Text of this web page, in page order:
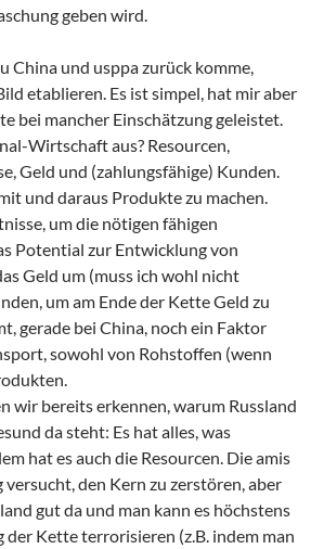
geben wird.
China und usppa zurück komme,
etablieren. Es ist simpel, hat mir aber
bei mancher Einschätzung geleistet.
Wirtschaft aus? Resourcen,
Geld und (zahlungsfähige) Kunden.
und daraus Produkte zu machen.
um die nötigen fähigen
Potential zur Entwicklung von
Geld um (muss ich wohl nicht
um am Ende der Kette Geld zu
gerade bei China, noch ein Faktor
sowohl von Rohstoffen (wenn
wir bereits erkennen, warum Russland
da steht: Es hat alles, was
hat es auch die Resourcen. Die amis
den Kern zu zerstören, aber
gut da und man kann es höchstens
der Kette terrorisieren (z.B. indem man